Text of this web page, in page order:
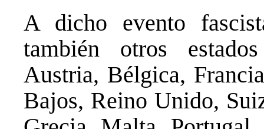
A dicho evento
también otros
Austria, Bélgica,
Bajos, Reino Unido,